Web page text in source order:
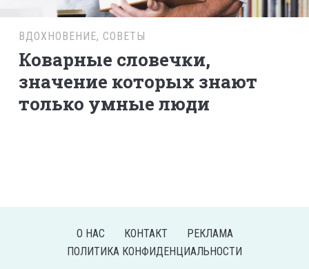
ВДОХНОВЕНИЕ, СОВЕТЫ
Коварные словечки,
значение которых знают
только умные люди
О НАС КОНТАКТ
РЕКЛАМА
ПОЛИТИКА КОНФИДЕНЦИАЛЬНОСТИ